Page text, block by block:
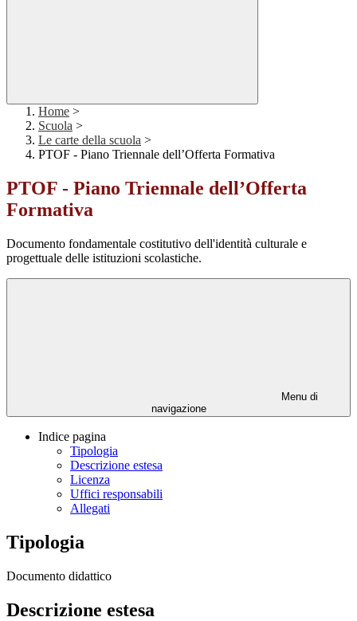
Home >
Scuola >
Le carte della scuola >
PTOF - Piano Triennale dell’Offerta Formativa
PTOF - Piano Triennale dell’Offerta
Formativa
Documento fondamentale costitutivo dell'identità culturale e
progettuale delle istituzioni scolastiche.
Menu di
navigazione
Indice pagina
Tipologia
Descrizione estesa
Licenza
Uffici responsabili
Allegati
Tipologia
Documento didattico
Descrizione estesa